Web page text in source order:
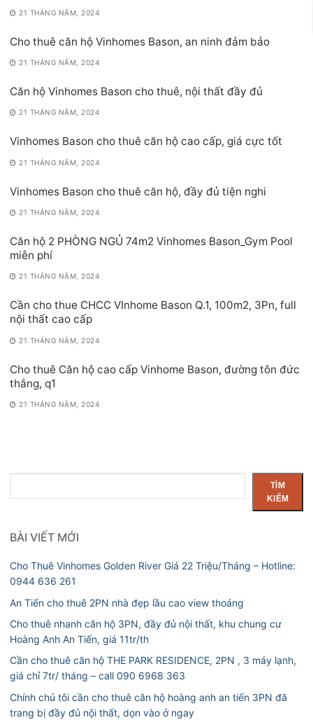
21 THÁNG NĂM, 2024
Cho thuê căn hộ Vinhomes Bason, an ninh đảm bảo
21 THÁNG NĂM, 2024
Căn hộ Vinhomes Bason cho thuê, nội thất đầy đủ
21 THÁNG NĂM, 2024
Vinhomes Bason cho thuê căn hộ cao cấp, giá cực tốt
21 THÁNG NĂM, 2024
Vinhomes Bason cho thuê căn hộ, đầy đủ tiện nghi
21 THÁNG NĂM, 2024
Căn hộ 2 PHÒNG NGỦ 74m2 Vinhomes Bason_Gym Pool
miễn phí
21 THÁNG NĂM, 2024
Cần cho thue CHCC VInhome Bason Q.1, 100m2, 3Pn, full
nội thất cao cấp
21 THÁNG NĂM, 2024
Cho thuê Căn hộ cao cấp Vinhome Bason, đường tôn đức
thắng, q1
21 THÁNG NĂM, 2024
kiếm
TÌM
KIẾM
BÀI VIẾT MỚI
Cho Thuê Vinhomes Golden River Giá 22 Triệu/Tháng – Hotline:
0944 636 261
An Tiến cho thuê 2PN nhà đẹp lầu cao view thoáng
Cho thuê nhanh căn hộ 3PN, đầy đủ nội thất, khu chung cư
Hoàng Anh An Tiến, giá 11tr/th
Cần cho thuê căn hộ THE PARK RESIDENCE, 2PN , 3 máy lạnh,
giá chỉ 7tr/ tháng – call 090 6968 363
Chính chủ tôi cần cho thuê căn hộ hoàng anh an tiến 3PN đã
trang bị đầy đủ nội thất, dọn vào ở ngay